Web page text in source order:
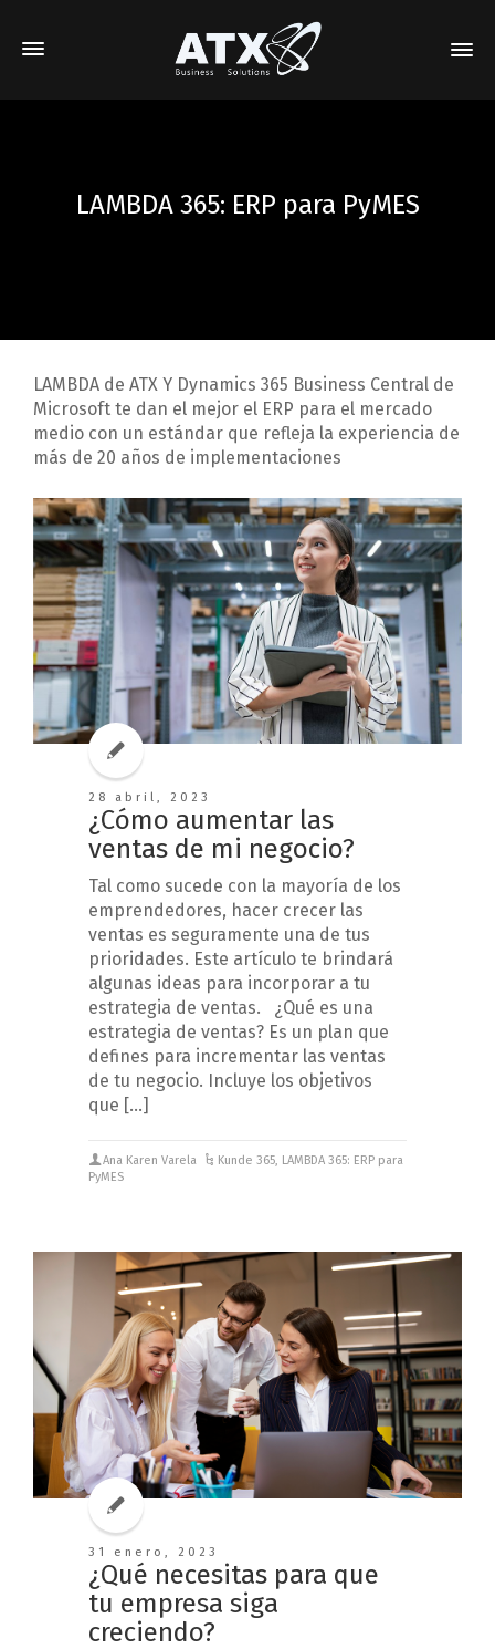
LAMBDA 365: ERP para PyMES
LAMBDA de ATX Y Dynamics 365 Business Central de
Microsoft te dan el mejor el ERP para el mercado
medio con un estándar que refleja la experiencia de
más de 20 años de implementaciones
28 abril, 2023
¿Cómo aumentar las
ventas de mi negocio?
Tal como sucede con la mayoría de los
emprendedores, hacer crecer las
ventas es seguramente una de tus
prioridades. Este artículo te brindará
algunas ideas para incorporar a tu
estrategia de ventas. ¿Qué es una
estrategia de ventas? Es un plan que
defines para incrementar las ventas
de tu negocio. Incluye los objetivos
que […]
Ana Karen Varela Kunde 365, LAMBDA 365: ERP para
PyMES
31 enero, 2023
¿Qué necesitas para que
tu empresa siga
creciendo?